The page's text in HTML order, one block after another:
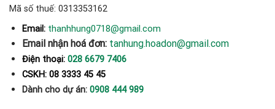
Mã số thuế: 0313353162
Email: thanhhung0718@gmail.com
Email nhận hoá đơn: tanhung.hoadon@gmail.com
Điện thoại: 028 6679 7406
CSKH: 08 3333 45 45
Dành cho dự án: 0908 444 989